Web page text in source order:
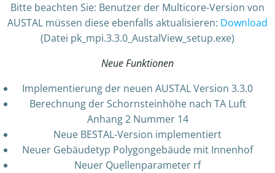
Bitte beachten Sie: Benutzer der Multicore-Version von
AUSTAL müssen diese ebenfalls aktualisieren: Download
(Datei pk_mpi.3.3.0_AustalView_setup.exe)
Neue Funktionen
Implementierung der neuen AUSTAL Version 3.3.0
Berechnung der Schornsteinhöhe nach TA Luft
Anhang 2 Nummer 14
Neue BESTAL-Version implementiert
Neuer Gebäudetyp Polygongebäude mit Innenhof
Neuer Quellenparameter rf